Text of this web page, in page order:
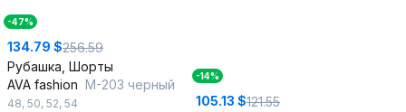
-47%
134.79 $256.59
Рубашка, Шорты
AVA fashion М-203 черный
48, 50, 52, 54
-14%
105.13 $121.55